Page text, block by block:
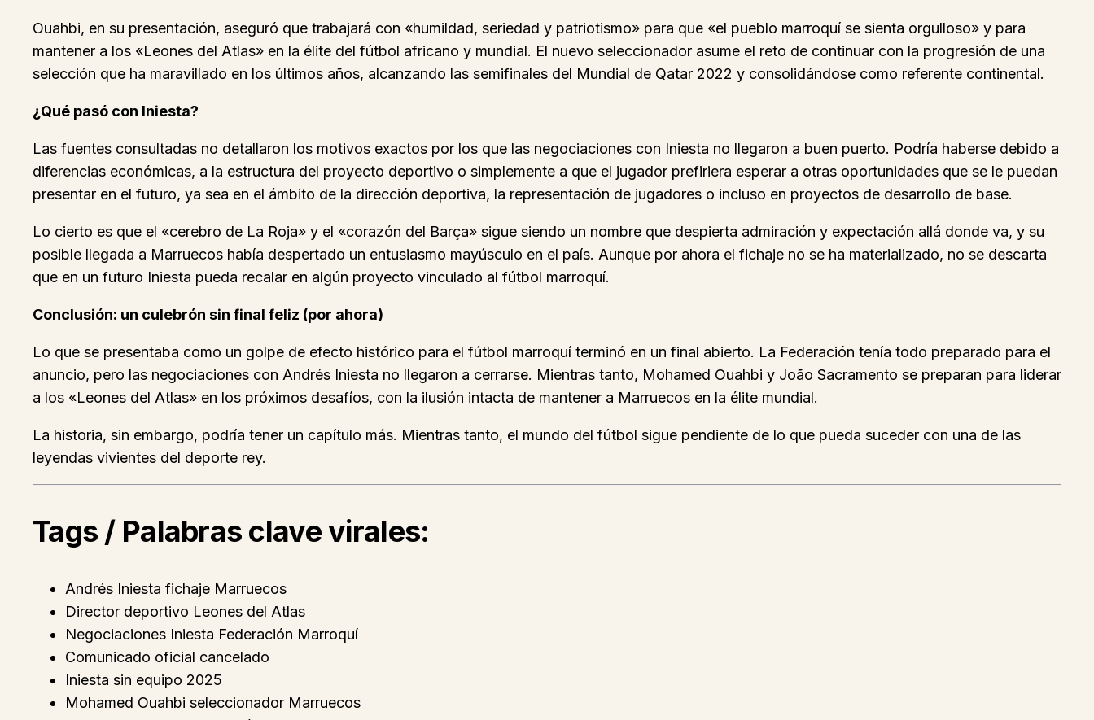
Ouahbi, en su presentación, aseguró que trabajará con «humildad, seriedad y patriotismo» para que «el pueblo marroquí se sienta orgulloso» y para
mantener a los «Leones del Atlas» en la élite del fútbol africano y mundial. El nuevo seleccionador asume el reto de continuar con la progresión de una
selección que ha maravillado en los últimos años, alcanzando las semifinales del Mundial de Qatar 2022 y consolidándose como referente continental.
¿Qué pasó con Iniesta?
Las fuentes consultadas no detallaron los motivos exactos por los que las negociaciones con Iniesta no llegaron a buen puerto. Podría haberse debido a
diferencias económicas, a la estructura del proyecto deportivo o simplemente a que el jugador prefiriera esperar a otras oportunidades que se le puedan
presentar en el futuro, ya sea en el ámbito de la dirección deportiva, la representación de jugadores o incluso en proyectos de desarrollo de base.
Lo cierto es que el «cerebro de La Roja» y el «corazón del Barça» sigue siendo un nombre que despierta admiración y expectación allá donde va, y su
posible llegada a Marruecos había despertado un entusiasmo mayúsculo en el país. Aunque por ahora el fichaje no se ha materializado, no se descarta
que en un futuro Iniesta pueda recalar en algún proyecto vinculado al fútbol marroquí.
Conclusión: un culebrón sin final feliz (por ahora)
Lo que se presentaba como un golpe de efecto histórico para el fútbol marroquí terminó en un final abierto. La Federación tenía todo preparado para el
anuncio, pero las negociaciones con Andrés Iniesta no llegaron a cerrarse. Mientras tanto, Mohamed Ouahbi y João Sacramento se preparan para liderar
a los «Leones del Atlas» en los próximos desafíos, con la ilusión intacta de mantener a Marruecos en la élite mundial.
La historia, sin embargo, podría tener un capítulo más. Mientras tanto, el mundo del fútbol sigue pendiente de lo que pueda suceder con una de las
leyendas vivientes del deporte rey.
Tags / Palabras clave virales:
Andrés Iniesta fichaje Marruecos
Director deportivo Leones del Atlas
Negociaciones Iniesta Federación Marroquí
Comunicado oficial cancelado
Iniesta sin equipo 2025
Mohamed Ouahbi seleccionador Marruecos